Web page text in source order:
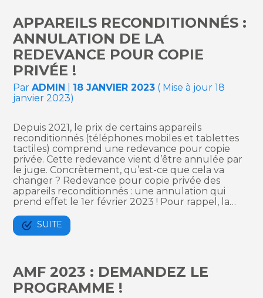
APPAREILS RECONDITIONNÉS :
ANNULATION DE LA
REDEVANCE POUR COPIE
PRIVÉE !
ParADMIN 18 JANVIER 2023 ( Mise à jour 18
janvier 2023)
Depuis 2021, le prix de certains appareils
reconditionnés (téléphones mobiles et tablettes
tactiles) comprend une redevance pour copie
privée. Cette redevance vient d’être annulée par
le juge. Concrètement, qu’est-ce que cela va
changer ? Redevance pour copie privée des
appareils reconditionnés : une annulation qui
prend effet le 1er février 2023 ! Pour rappel, la…
SUITE
AMF 2023 : DEMANDEZ LE
PROGRAMME !